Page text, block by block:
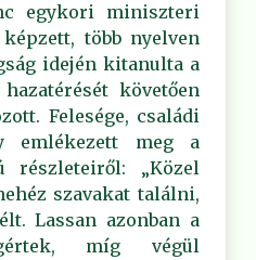
egykori miniszteri
több nyelven
idején kitanulta a
követően
Felesége, családi
emlékezett meg a
részleteiről: „Közel
szavakat találni,
Lassan azonban a
míg végül